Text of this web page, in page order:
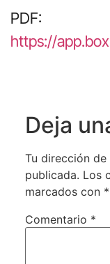
PDF:
https://
Deja
Tu dirección
publicada. Los
marcados con *
Comentario *